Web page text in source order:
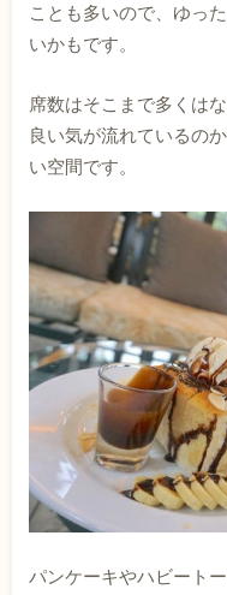
ことも多いので、ゆっ
いかもです。
席数はそこまで多くは
良い気が流れているの
い空間です。
パンケーキやハビート